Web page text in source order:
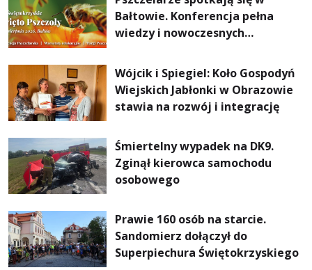
Bałtowie. Konferencja pełna
wiedzy i nowoczesnych
Wójcik i Spiegiel: Koło Gospodyń
Wiejskich Jabłonki w Obrazowie
stawia na rozwój i integrację
Śmiertelny wypadek na DK9.
Zginął kierowca samochodu
osobowego
Prawie 160 osób na starcie.
Sandomierz dołączył do
Superpiechura Świętokrzyskiego